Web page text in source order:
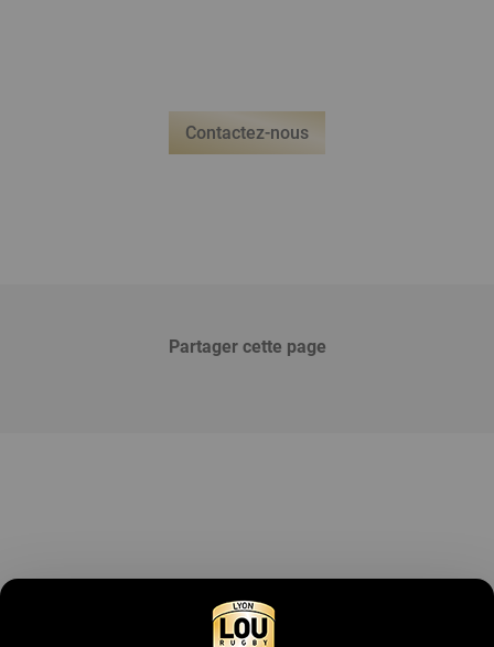
Contactez-nous
Partager cette page
Contactez-nous